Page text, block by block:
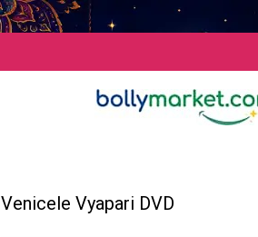
Venicele Vyapari DVD